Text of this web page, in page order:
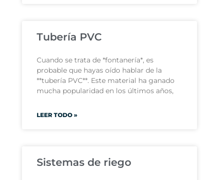
Tubería PVC
Cuando se trata de *fontanería*, es
probable que hayas oído hablar de la
**tubería PVC**. Este material ha ganado
mucha popularidad en los últimos años,
LEER TODO »
Sistemas de riego